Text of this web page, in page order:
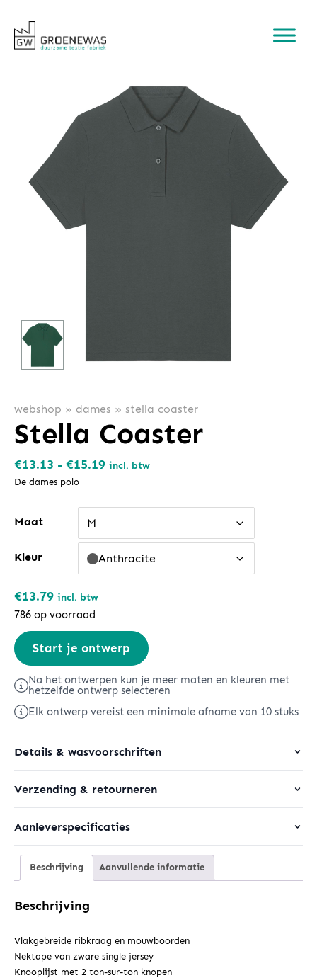
webshop » dames » stella coaster
Stella Coaster
€13.13 - €15.19Prijsklasse:
tot
incl. btw
De dames polo
Maat M
Kleur Anthracite
€13.79 incl. btw
786 op voorraad
Stella
Coaster
aantal
Start je ontwerp
Na het ontwerpen kun je meer maten en kleuren met
hetzelfde ontwerp selecteren
Elk ontwerp vereist een minimale afname van 10 stuks
Details & wasvoorschriften
Verzending & retourneren
Aanleverspecificaties
Beschrijving Aanvullende informatie
Beschrijving
Vlakgebreide ribkraag en mouwboorden
Nektape van zware single jersey
Knooplijst met 2 ton-sur-ton knopen